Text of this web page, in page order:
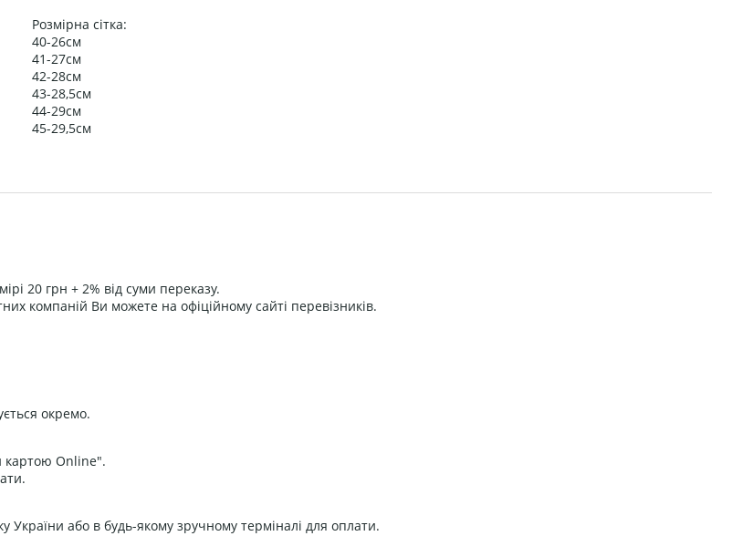
Розмірна сітка:
40-26см
41-27см
42-28см
43-28,5см
44-29см
45-29,5см
20 грн + 2% від суми переказу.
компаній Ви можете на офіційному сайті перевізників.
окремо.
картою Online".
або в будь-якому зручному терміналі для оплати.